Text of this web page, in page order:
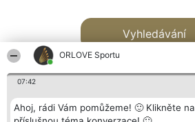
ORLOVE Sportu
07:42
Ahoj, rádi Vám pomůžeme! 🙂 Klikněte na
Vyhledávání